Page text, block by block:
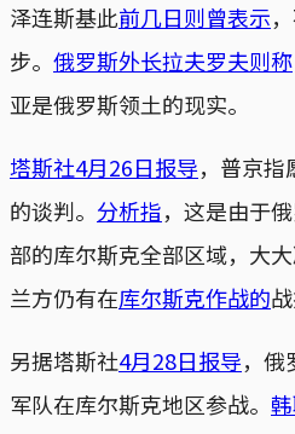
泽连斯基此前几日则曾表示
步。 俄罗斯外长拉夫罗夫则称
亚是俄罗斯领土的现实。
塔斯社4月26日报导，普京指
的谈判。 分析指，这是由于
部的库尔斯克全部区域，大
兰方仍有在库尔斯克作战的战
另据塔斯社4月28日报导，俄
军队在库尔斯克地区参战。